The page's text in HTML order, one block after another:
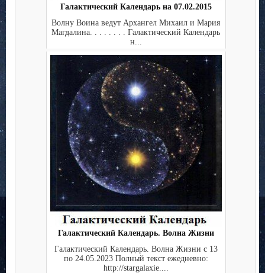
Галактический Календарь на 07.02.2015
Волну Воина ведут Архангел Михаил и Мария
Магдалина. . . . . . . . Галактический Календарь
н...
Галактический Календарь. Волна Жизни
Галактический Календарь. Волна Жизни с 13
по 24.05.2023 Полный текст ежедневно:
http://stargalaxie....